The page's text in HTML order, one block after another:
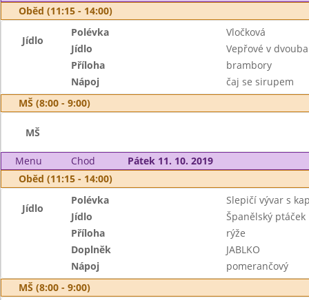
Oběd (11:15 - 14:00)
Jídlo
Polévka
Vločková
Jídlo
Vepřové v
Příloha
brambory
Nápoj
čaj se sirupem
MŠ (8:00 - 9:00)
MŠ
Menu Chod
Pátek 11. 10. 2019
Oběd (11:15 - 14:00)
Jídlo
Polévka
Slepičí vývar s
Jídlo
Španělský ptáček
Příloha
rýže
Doplněk
JABLKO
Nápoj
pomerančový
MŠ (8:00 - 9:00)